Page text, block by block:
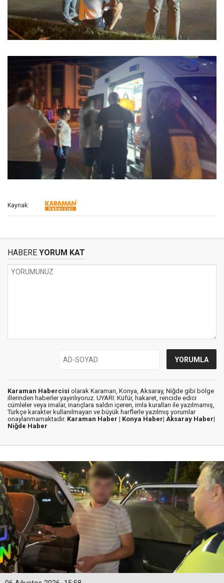
Kaynak:
HABERE YORUM KAT
Karaman Habercisi olarak Karaman, Konya, Aksaray, Niğde gibi bölge
illerinden haberler yayınlıyoruz. UYARI: Küfür, hakaret, rencide edici
cümleler veya imalar, inançlara saldırı içeren, imla kuralları ile yazılmamış,
Türkçe karakter kullanılmayan ve büyük harflerle yazılmış yorumlar
onaylanmamaktadır. Karaman Haber | Konya Haber| Aksaray Haber|
Niğde Haber